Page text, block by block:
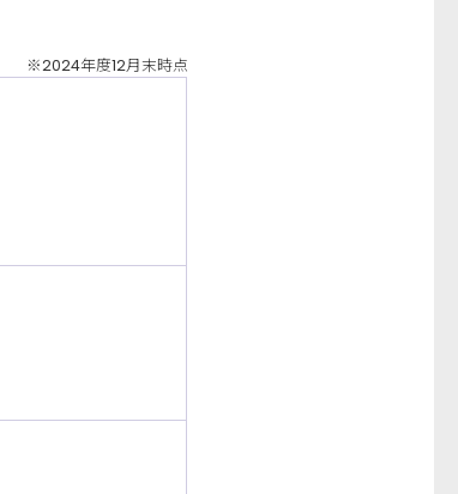
※2024年度12月末時点